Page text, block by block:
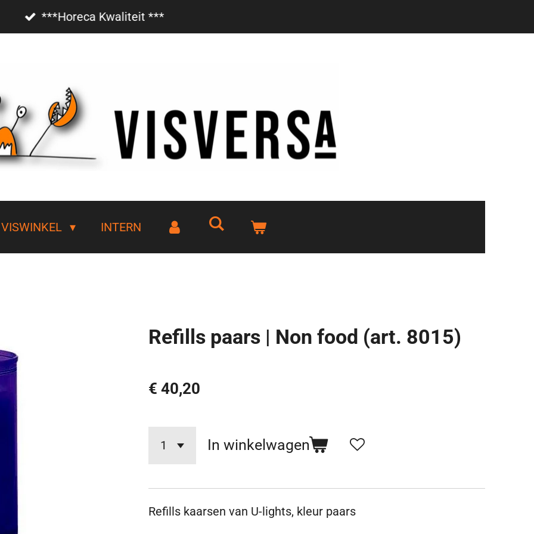
Vanaf €85,- gratis bezorgd!
VISWINKEL INTERN
Refills paars | Non food (art. 8015)
€ 40,20
In winkelwagen
Refills kaarsen van U-lights, kleur paars